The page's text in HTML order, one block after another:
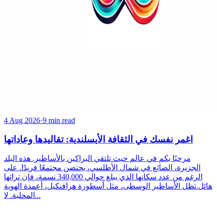
4 Aug 2026·9 min read
اغمر نفسك في الثقافة الأيسلندية: تقاليدها وعاداتها
مرحبًا بكم في عالم حيث تلتقي البراكين بالأساطير. هذه البلد
الجزيرة، الضائع في شمال الأطلسي، يحتضن مجتمعًا فريدًا. على
الرغم من عدد سكانها الذي يبلغ حوالي 340,000 نسمة، فإن تراثها
هائل.تظل الأساطير الوسطى، مثل أسطورة هرافنكيل، أعمدة الهوية
المحلية. لا...